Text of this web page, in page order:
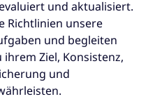
und aktualisiert.
Richtlinien unsere
und begleiten
Ziel, Konsistenz,
und